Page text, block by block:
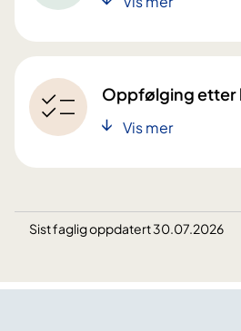
Oppfølging etter
Vis mer
Sist faglig oppdatert 30.07.2026